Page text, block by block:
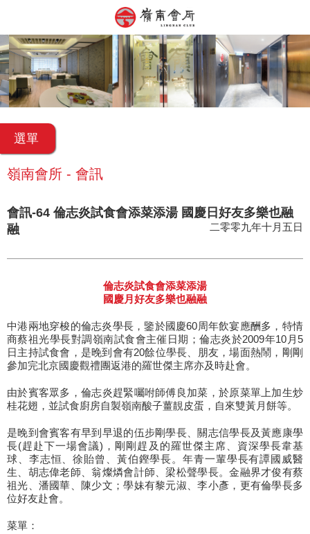
選單
嶺南會所 - 會訊
會訊-64 倫志炎試食會添菜添湯 國慶日好友多樂也融
融
二零零九年十月五日
倫志炎試食會添菜添湯
國慶月好友多樂也融融
中港兩地穿梭的倫志炎學長，鑒於國慶60周年飲宴應酬多，特情
商蔡祖光學長對調嶺南試食會主催日期；倫志炎於2009年10月5
日主持試食會，是晚到會有20餘位學長、朋友，場面熱鬧，剛剛
參加完北京國慶觀禮團返港的羅世傑主席亦及時赴會。
由於賓客眾多，倫志炎趕緊囑咐師傅良加菜，於原菜單上加生炒
桂花翅，並試食廚房自製嶺南酸子薑靚皮蛋，自來雙黃月餅等。
是晚到會賓客有早到早退的伍步剛學長、關志信學長及黃應康學
長(趕赴下一場會議)，剛剛趕及的羅世傑主席、資深學長韋基
球、李志恒、徐貽曾、黃伯鏗學長。年青一輩學長有譚國威醫
生、胡志偉老師、翁燦燐會計師、梁松聲學長。金融界才俊有蔡
祖光、潘國華、陳少文；學妹有黎元淑、李小彥，更有倫學長多
位好友赴會。
菜單：